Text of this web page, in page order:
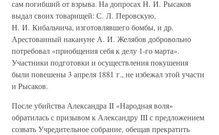
сам погибший от взрыва. На допросах Н. И. Рысаков
выдал своих товарищей: С. Л. Перовскую,
Н. И. Кибальчича, изготовлявшего бомбы, и др.
Арестованный накануне А. И. Желябов добровольно
потребовал «приобщения себя к делу 1-го марта».
Участники подготовки и осуществления покушения
были повешены 3 апреля 1881 г., не избежал этой участи
и Рысаков.
После убийства Александра II «Народная воля»
обратилась с призывом к Александру III с предложением
созвать Учредительное собрание, обещав прекратить